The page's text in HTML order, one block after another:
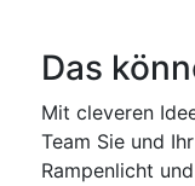
Das
Mit cleveren
Team Sie und
Rampenlicht